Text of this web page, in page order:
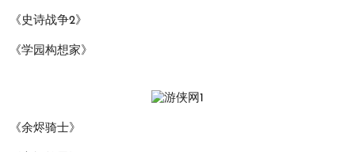
《史诗战争2》
《学园构想家》
《余烬骑士》